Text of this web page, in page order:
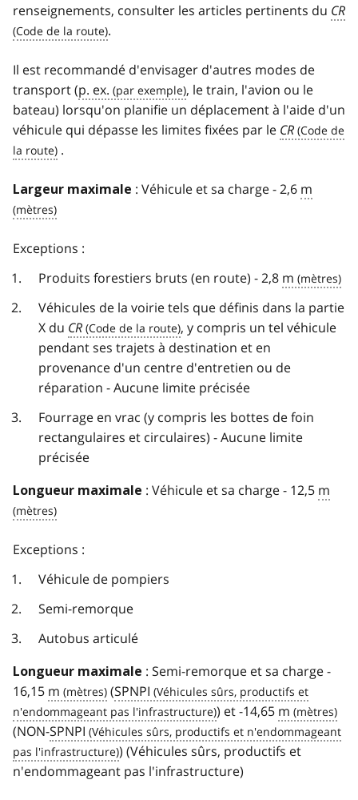
renseignements, consulter les articles pertinents du CR
.
Il est recommandé d'envisager d'autres modes de
transport (p. ex.
, le train, l'avion ou le
bateau) lorsqu'on planifie un déplacement à l'aide d'un
véhicule qui dépasse les limites fixées par le CR
.
Largeur maximale : Véhicule et sa charge - 2,6 m
Exceptions :
Produits forestiers bruts (en route) - 2,8 m
Véhicules de la voirie tels que définis dans la partie
X du CR
, y compris un tel véhicule
pendant ses trajets à destination et en
provenance d'un centre d'entretien ou de
réparation - Aucune limite précisée
Fourrage en vrac (y compris les bottes de foin
rectangulaires et circulaires) - Aucune limite
précisée
Longueur maximale : Véhicule et sa charge - 12,5 m
Exceptions :
Véhicule de pompiers
Semi-remorque
Autobus articulé
Longueur maximale : Semi-remorque et sa charge -
16,15 m (SPNPI
) et -14,65 m
(NON-SPNPI
) (Véhicules sûrs, productifs et
n'endommageant pas l'infrastructure)